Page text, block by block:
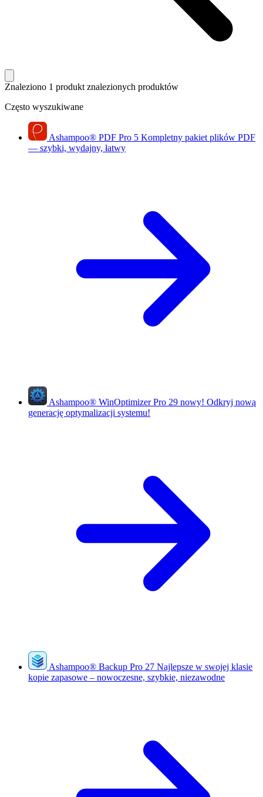
Znaleziono 1 produkt znalezionych produktów
Często wyszukiwane
Ashampoo® PDF Pro 5 Kompletny pakiet plików PDF
— szybki, wydajny, łatwy
Ashampoo® WinOptimizer Pro 29 nowy! Odkryj nową
generację optymalizacji systemu!
Ashampoo® Backup Pro 27 Najlepsze w swojej klasie
kopie zapasowe – nowoczesne, szybkie, niezawodne